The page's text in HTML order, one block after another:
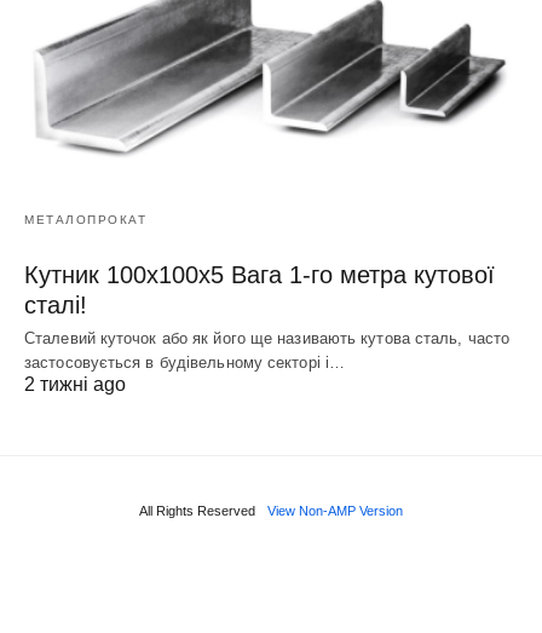
МЕТАЛОПРОКАТ
Кутник 100х100х5 Вага 1-го метра кутової
сталі!
Сталевий куточок або як його ще називають кутова сталь, часто
застосовується в будівельному секторі і…
2 тижні ago
All Rights Reserved View Non-AMP Version